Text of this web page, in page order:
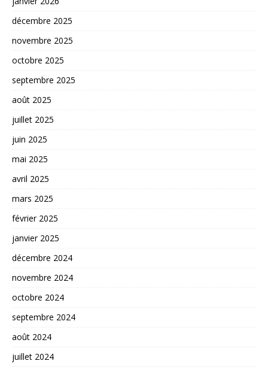
décembre 2025
novembre 2025
octobre 2025
septembre 2025
août 2025
juillet 2025
juin 2025
mai 2025
avril 2025
mars 2025
février 2025
janvier 2025
décembre 2024
novembre 2024
octobre 2024
septembre 2024
août 2024
juillet 2024